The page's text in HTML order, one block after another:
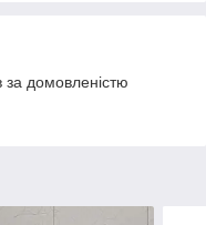
домовленістю